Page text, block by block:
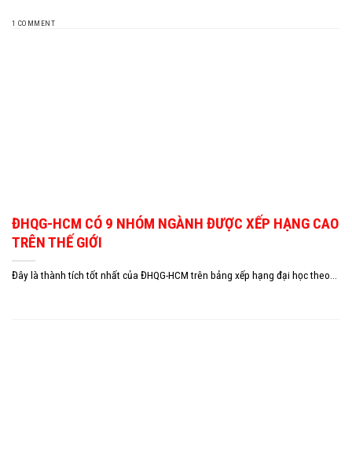
1 COMMENT
ĐHQG-HCM CÓ 9 NHÓM NGÀNH ĐƯỢC XẾP HẠNG CAO
TRÊN THẾ GIỚI
Đây là thành tích tốt nhất của ĐHQG-HCM trên bảng xếp hạng đại học theo...